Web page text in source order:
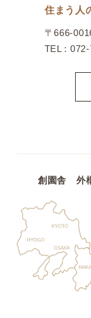
住まう人
〒666-
TEL :
創園舎 外